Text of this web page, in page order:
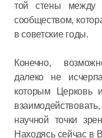
той стены между
сообществом,
в советские годы.
Конечно,
далеко не
которым Церковь
научной точки
Находясь сейчас в